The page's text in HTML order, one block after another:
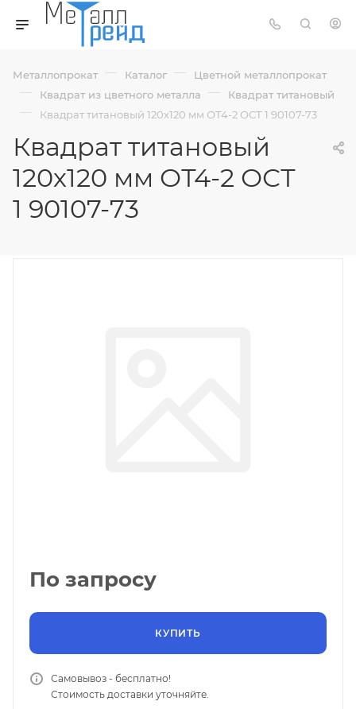
Металлопрокат — Каталог — Цветной металлопрокат
— Квадрат из цветного металла — Квадрат титановый
— Квадрат титановый 120х120 мм ОТ4-2 ОСТ 1 90107-73
Квадрат титановый
120х120 мм ОТ4-2 ОСТ
1 90107-73
По запросу
КУПИТЬ
Самовывоз - бесплатно!
Стоимость доставки уточняйте.